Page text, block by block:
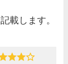
載します。